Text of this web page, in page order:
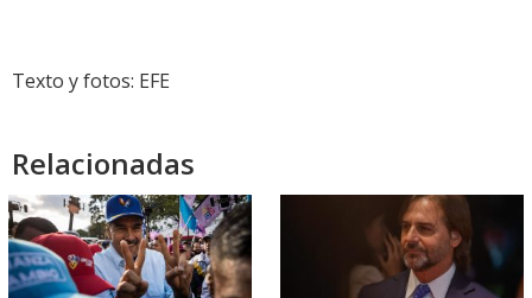
Texto y fotos: EFE
Relacionadas